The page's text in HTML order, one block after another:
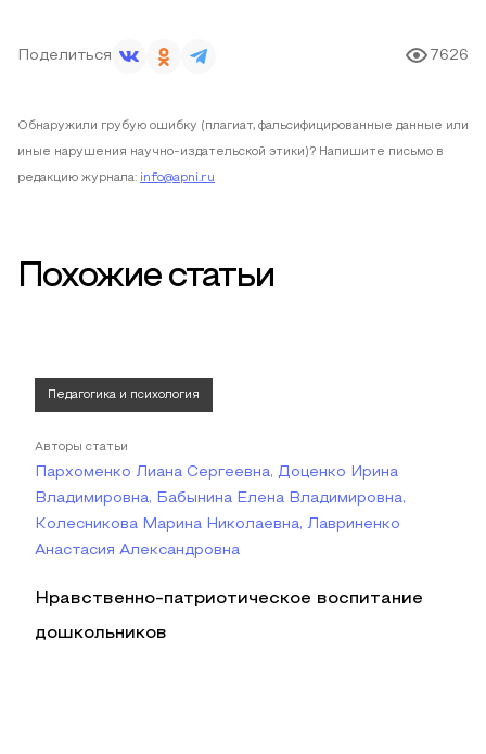
Поделиться 7626
Обнаружили грубую ошибку (плагиат, фальсифицированные данные или
иные нарушения научно-издательской этики)? Напишите письмо в
редакцию журнала: info@apni.ru
Похожие статьи
Педагогика и психология
Авторы статьи
Пархоменко Лиана Сергеевна, Доценко Ирина
Владимировна, Бабынина Елена Владимировна,
Колесникова Марина Николаевна, Лавриненко
Анастасия Александровна
Нравственно-патриотическое воспитание
дошкольников